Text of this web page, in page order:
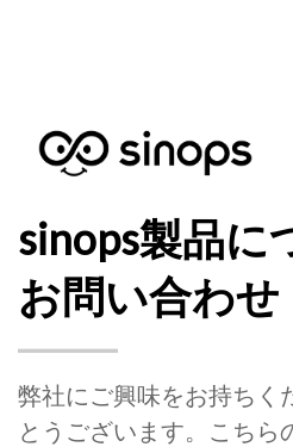
sinops製品に
お問い合わせ
弊社にご興味をお持ちく
とうございます。こちら